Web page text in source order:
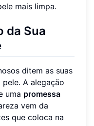
mais limpa.
da Sua
ditem as suas
A alegação
uma promessa
vem da
que coloca na